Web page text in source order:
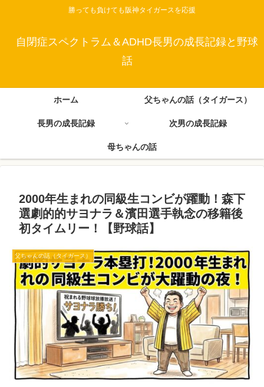
勝っても負けても阪神タイガースを応援
自閉症スペクトラム＆ADHD長男の成長記録と野球
話
ホーム 父ちゃんの話（タイガース）
長男の成長記録 次男の成長記録
母ちゃんの話
2000年生まれの同級生コンビが躍動！森下
選劇的的サヨナラ＆濱田選手執念の移籍後
初タイムリー！【野球話】
父ちゃんの話（タイガース）